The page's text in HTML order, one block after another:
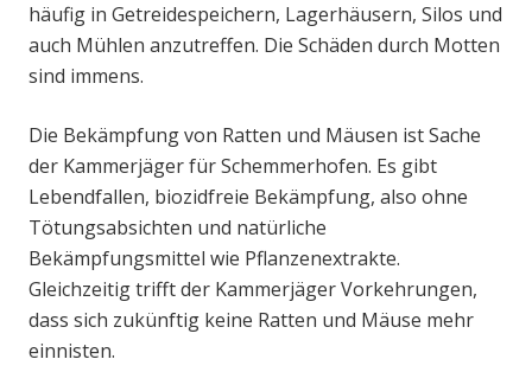
häufig in Getreidespeichern, Lagerhäusern, Silos und
auch Mühlen anzutreffen. Die Schäden durch Motten
sind immens.
Die Bekämpfung von Ratten und Mäusen ist Sache
der Kammerjäger für Schemmerhofen. Es gibt
Lebendfallen, biozidfreie Bekämpfung, also ohne
Tötungsabsichten und natürliche
Bekämpfungsmittel wie Pflanzenextrakte.
Gleichzeitig trifft der Kammerjäger Vorkehrungen,
dass sich zukünftig keine Ratten und Mäuse mehr
einnisten.